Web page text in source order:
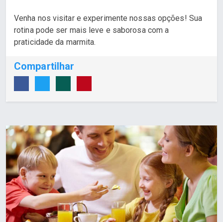
Venha nos visitar e experimente nossas opções! Sua
rotina pode ser mais leve e saborosa com a
praticidade da marmita.
Compartilhar